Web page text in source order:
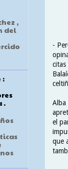
-
Alba
el
que
,
del
:
.